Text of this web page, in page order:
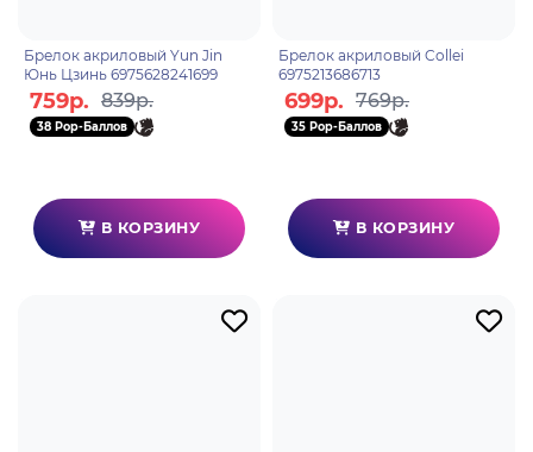
Брелок акриловый Yun Jin
Юнь Цзинь 6975628241699
759р. 839р.
38 Pop-Баллов
В КОРЗИНУ
Брелок акриловый Collei
6975213686713
699р. 769р.
35 Pop-Баллов
В КОРЗИНУ